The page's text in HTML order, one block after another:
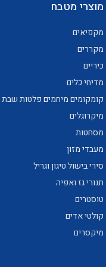
מוצרי מטבח
מקפיאים
מקררים
כיריים
מדיחי כלים
קומקומים מיחמים פלטות שבת
מיקרוגלים
מסחטות
מעבדי מזון
סירי בישול טיגון וגריל
תנורי גז ואפיה
טוסטרים
קולטי אדים
מיקסרים